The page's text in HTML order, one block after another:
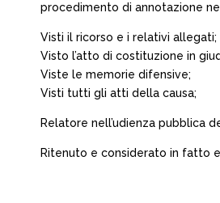
procedimento di annotazione
Visti il ricorso e i relativi allegati;
Visto l’atto di costituzione in
Viste le memorie difensive;
Visti tutti gli atti della causa;
Relatore nell’udienza pubblica
Ritenuto e considerato in fatto